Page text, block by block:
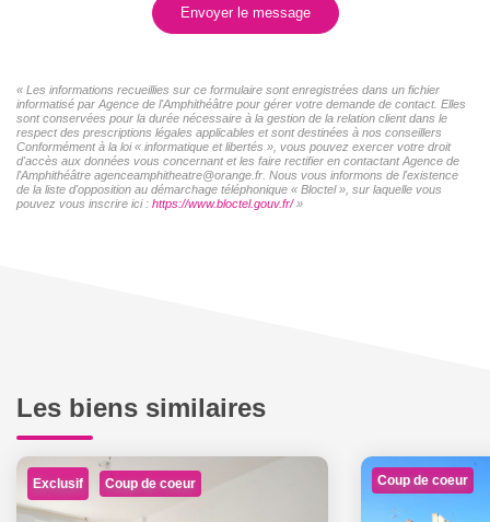
Envoyer le message
« Les informations recueillies sur ce formulaire sont enregistrées dans un fichier
informatisé par Agence de l'Amphithéâtre pour gérer votre demande de contact. Elles
sont conservées pour la durée nécessaire à la gestion de la relation client dans le
respect des prescriptions légales applicables et sont destinées à nos conseillers
Conformément à la loi « informatique et libertés », vous pouvez exercer votre droit
d'accès aux données vous concernant et les faire rectifier en contactant Agence de
l'Amphithéâtre agenceamphitheatre@orange.fr. Nous vous informons de l'existence
de la liste d'opposition au démarchage téléphonique « Bloctel », sur laquelle vous
pouvez vous inscrire ici : https://www.bloctel.gouv.fr/»
Les biens similaires
Exclusif Coup de coeur Coup de coeur